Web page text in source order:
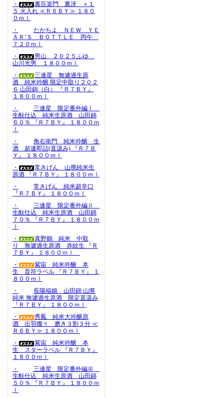
・
裏百楽門 裏冴 ＋１
５ 火入れ ≪Ｒ６ＢＹ≫ １８０
０ｍｌ
・
たかちよ ＮＥＷ ＹＥ
ＡＲ’Ｓ ＢＯＴＴＬＥ 丙午
７２０ｍｌ
・
男山 ２０２５ふゆ
山川光男 １８００ｍｌ
・
三連星 無濾過生原
酒 純米吟醸 限定中取り２０２
６ 山田錦（白） 『Ｒ７ＢＹ』
１８００ｍｌ
・
三連星 限定番外編Ⅰ
生酛仕込 純米生原酒 山田錦
６０％ 『Ｒ７ＢＹ』 １８００ｍ
ｌ
・
角右衛門 純米吟醸 生
酒 超速即詰(直汲み) 『Ｒ７Ｂ
Ｙ』 １８００ｍｌ
・
常きげん 山廃純米生
原酒 『Ｒ７ＢＹ』 １８００ｍｌ
・
常きげん 純米超辛口
『Ｒ７ＢＹ』 １８００ｍｌ
・
三連星 限定番外編Ⅱ
生酛仕込 純米生原酒 山田錦
７０％ 『Ｒ７ＢＹ』 １８００ｍ
ｌ
・
真野鶴 純米 中取
り 無濾過生原酒 赤紋生 『Ｒ
７ＢＹ』 １８００ｍｌ
・
紫宙 純米吟醸 本
生 音符ラベル 『Ｒ７ＢＹ』 １
８００ｍｌ
・
長陽福娘 山田錦 山廃
純米 無濾過生原酒 限定直汲み
『Ｒ７ＢＹ』 １８００ｍｌ
・
秀鳳 純米大吟醸原
酒 出羽燦々 磨き３割３分 ≪
Ｒ６ＢＹ≫ １８００ｍｌ
・
紫宙 純米吟醸 本
生 スターラベル 『Ｒ７ＢＹ』
１８００ｍｌ
・
三連星 限定番外編Ⅲ
生酛仕込 純米生原酒 山田錦
５０％ 『Ｒ７ＢＹ』 １８００ｍ
ｌ